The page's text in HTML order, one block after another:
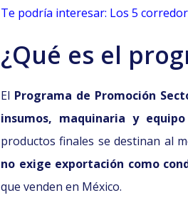
Te podría interesar: Los 5
¿Qué es el
El Programa de Promoción
insumos, maquinaria y
productos finales se destinan al
no exige exportación como
que venden en México.